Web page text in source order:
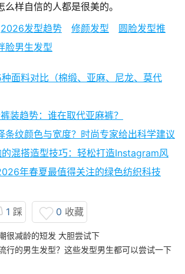
样自信的人都是很美的。
2026发型趋势 修颜发型
圆脸发型推
脸男生发型
面料对比（棉缎、亚麻、尼龙、莫代
装趋势：谁在取代亚麻裤？
条纹颜色与宽度？时尚专家给出科学建议
的混搭造型技巧：轻松打造Instagram风
年春夏最值得关注的绿色纺织科技
1 踩 0 收藏
很减龄的短发 大胆尝试下
行的男生发型？这些发型男生都可以尝试一下